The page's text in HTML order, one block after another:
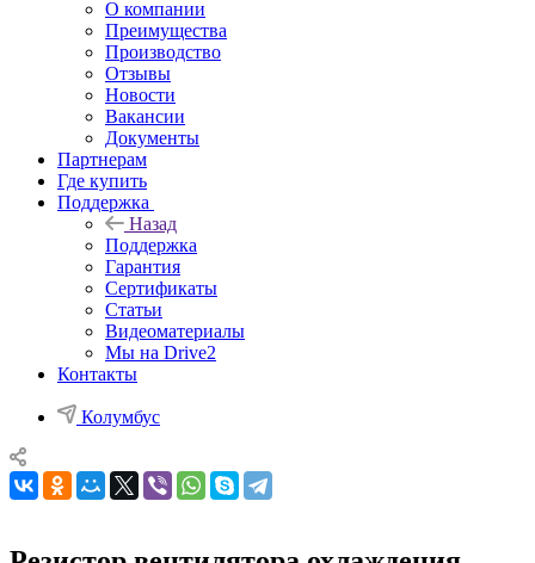
О компании
Преимущества
Производство
Отзывы
Новости
Вакансии
Документы
Партнерам
Где купить
Поддержка
Назад
Поддержка
Гарантия
Сертификаты
Статьи
Видеоматериалы
Мы на Drive2
Контакты
Колумбус